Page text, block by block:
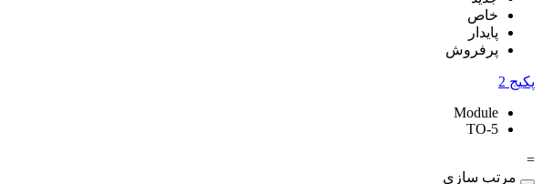
خاص
پایدار
پرفروش
پکیج 2
Module
TO-5
=
مرتب سازی